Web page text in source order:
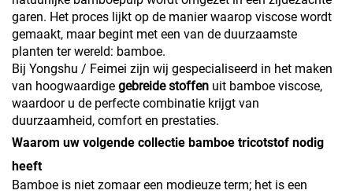
garen. Het proces lijkt op de manier waarop viscose wordt
gemaakt, maar begint met een van de duurzaamste
planten ter wereld: bamboe.
Bij Yongshu / Feimei zijn wij gespecialiseerd in het maken
van hoogwaardige gebreide stoffen uit bamboe viscose,
waardoor u de perfecte combinatie krijgt van
duurzaamheid, comfort en prestaties.
Waarom uw volgende collectie bamboe tricotstof nodig
heeft
Bamboe is niet zomaar een modieuze term; het is een